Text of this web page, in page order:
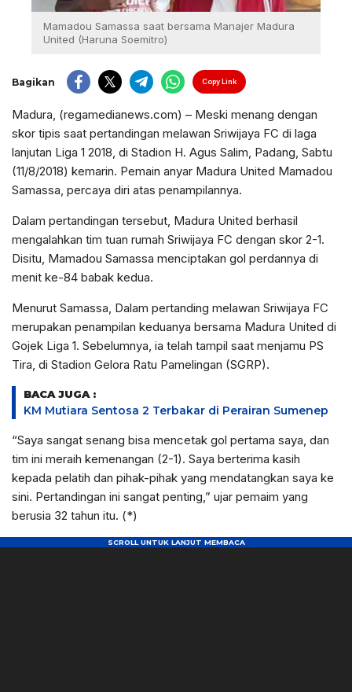
Mamadou Samassa saat bersama Manajer Madura
United (Haruna Soemitro)
Bagikan Copy Link
Madura, (regamedianews.com) – Meski menang dengan
skor tipis saat pertandingan melawan Sriwijaya FC di laga
lanjutan Liga 1 2018, di Stadion H. Agus Salim, Padang, Sabtu
(11/8/2018) kemarin. Pemain anyar Madura United Mamadou
Samassa, percaya diri atas penampilannya.
Dalam pertandingan tersebut, Madura United berhasil
mengalahkan tim tuan rumah Sriwijaya FC dengan skor 2-1.
Disitu, Mamadou Samassa menciptakan gol perdannya di
menit ke-84 babak kedua.
Menurut Samassa, Dalam pertanding melawan Sriwijaya FC
merupakan penampilan keduanya bersama Madura United di
Gojek Liga 1. Sebelumnya, ia telah tampil saat menjamu PS
Tira, di Stadion Gelora Ratu Pamelingan (SGRP).
BACA JUGA :
KM Mutiara Sentosa 2 Terbakar di Perairan Sumenep
“Saya sangat senang bisa mencetak gol pertama saya, dan
tim ini meraih kemenangan (2-1). Saya berterima kasih
kepada pelatih dan pihak-pihak yang mendatangkan saya ke
sini. Pertandingan ini sangat penting,” ujar pemaim yang
berusia 32 tahun itu. (*)